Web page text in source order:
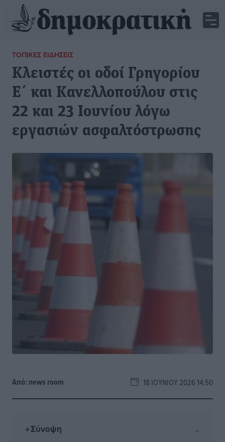
ΤΟΠΙΚΈΣ ΕΙΔΉΣΕΙΣ
Κλειστές οι οδοί Γρηγορίου
Ε΄ και Κανελλοπούλου στις
22 και 23 Ιουνίου λόγω
εργασιών ασφαλτόστρωσης
Από: news room 18 ΙΟΥΝΊΟΥ 2026 14:50
✦Σύνοψη ⌄